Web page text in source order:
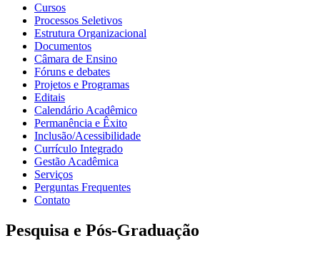
Cursos
Processos Seletivos
Estrutura Organizacional
Documentos
Câmara de Ensino
Fóruns e debates
Projetos e Programas
Editais
Calendário Acadêmico
Permanência e Êxito
Inclusão/Acessibilidade
Currículo Integrado
Gestão Acadêmica
Serviços
Perguntas Frequentes
Contato
Pesquisa e Pós-Graduação